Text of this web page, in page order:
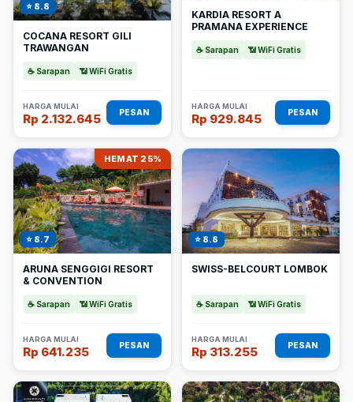
⭐ 8.8
COCANA RESORT GILI
TRAWANGAN
☕ Sarapan 📶 WiFi Gratis
HARGA MULAI
Rp 2.132.645 PESAN
KARDIA RESORT A
PRAMANA EXPERIENCE
☕ Sarapan 📶 WiFi Gratis
HARGA MULAI
Rp 929.845 PESAN
HEMAT 25%
⭐ 8.7
ARUNA SENGGIGI RESORT
& CONVENTION
☕ Sarapan 📶 WiFi Gratis
HARGA MULAI
Rp 641.235 PESAN
⭐ 8.8
SWISS-BELCOURT LOMBOK
☕ Sarapan 📶 WiFi Gratis
HARGA MULAI
Rp 313.255 PESAN